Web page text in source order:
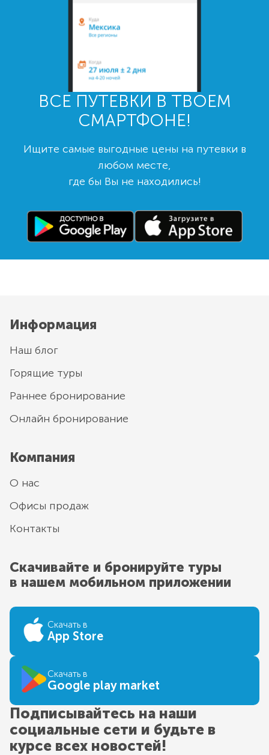
ВСЕ ПУТЕВКИ В ТВОЕМ
СМАРТФОНЕ!
Ищите самые выгодные цены на путевки в
любом месте,
где бы Вы не находились!
Информация
Наш блог
Горящие туры
Раннее бронирование
Онлайн бронирование
Компания
О нас
Офисы продаж
Контакты
Скачивайте и бронируйте туры
в нашем мобильном приложении
Скачать в
App Store
Скачать в
Google play market
Подписывайтесь на наши
социальные сети и будьте в
курсе всех новостей!